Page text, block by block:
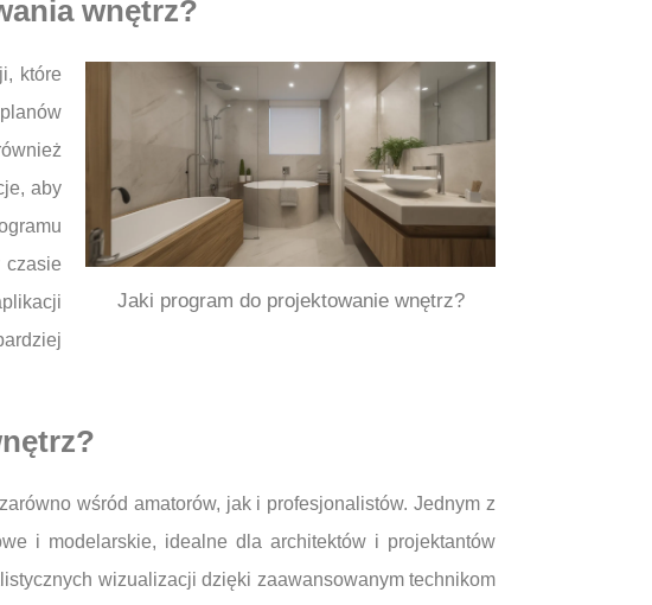
wnętrz?
Jaki program do projektowanie wnętrz?
które
aby
czasie
wśród amatorów, jak i profesjonalistów. Jednym z
i modelarskie, idealne dla architektów i projektantów
wizualizacji dzięki zaawansowanym technikom